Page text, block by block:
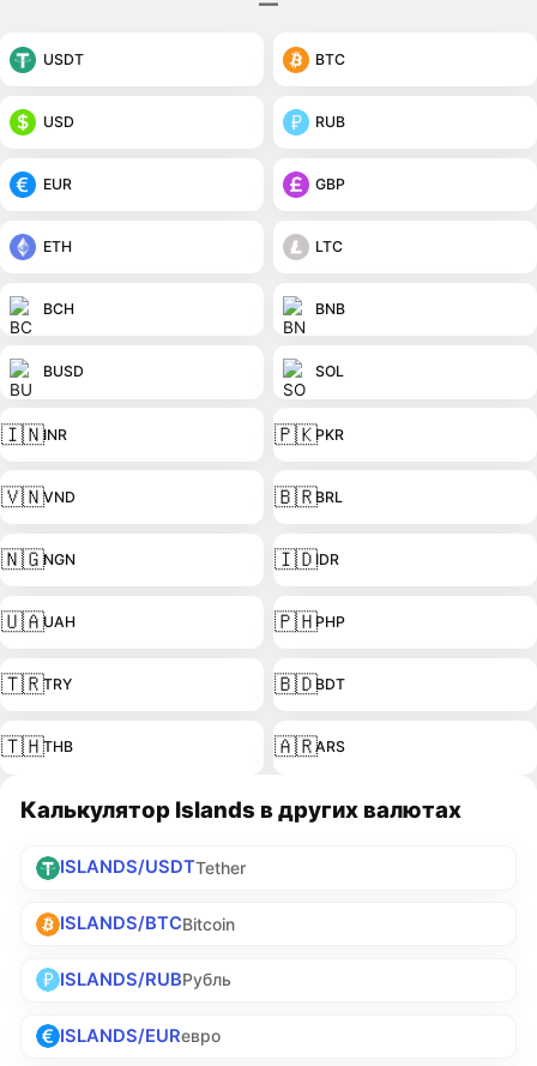
USDT BTC
USD RUB
EUR GBP
ETH LTC
BCH BNB
BUSD SOL
🇮🇳INR 🇵🇰PKR
🇻🇳VND 🇧🇷BRL
🇳🇬NGN 🇮🇩IDR
🇺🇦UAH 🇵🇭PHP
🇹🇷TRY 🇧🇩BDT
🇹🇭THB 🇦🇷ARS
Калькулятор Islands в других валютах
ISLANDS/USDTTether
ISLANDS/BTCBitcoin
ISLANDS/RUBРубль
ISLANDS/EURевро